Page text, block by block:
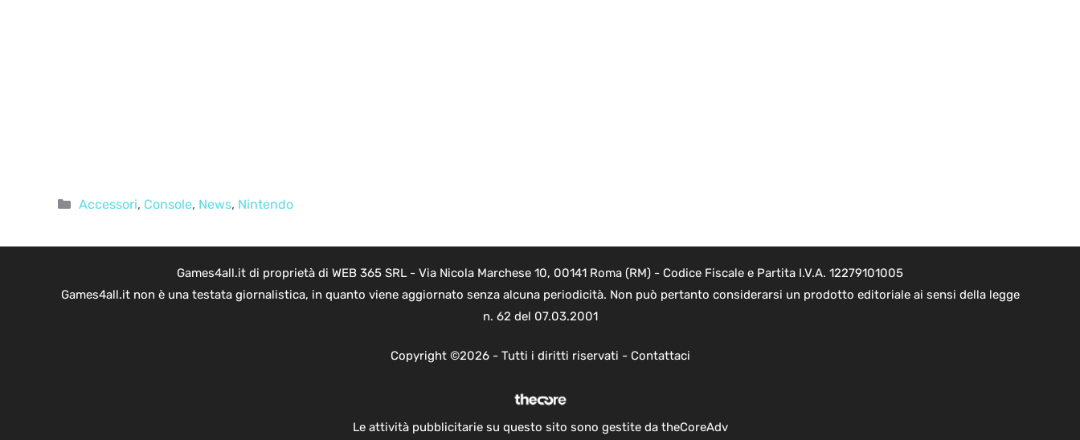
Categorie
Accessori, Console, News, Nintendo
Games4all.it di proprietà di WEB 365 SRL - Via Nicola Marchese 10, 00141 Roma (RM) - Codice Fiscale e Partita I.V.A. 12279101005
Games4all.it non è una testata giornalistica, in quanto viene aggiornato senza alcuna periodicità. Non può pertanto considerarsi un prodotto editoriale ai sensi della legge
n. 62 del 07.03.2001
Copyright ©2026 - Tutti i diritti riservati - Contattaci
Le attività pubblicitarie su questo sito sono gestite da theCoreAdv